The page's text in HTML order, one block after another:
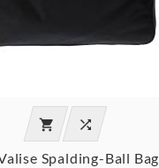
 
Spalding-Ball Bag